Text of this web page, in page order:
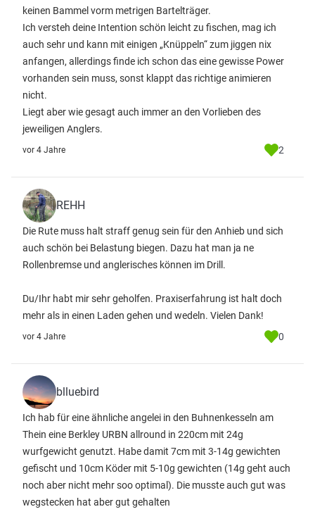
keinen Bammel vorm metrigen Bartelträger.
Ich versteh deine Intention schön leicht zu fischen, mag ich
auch sehr und kann mit einigen „Knüppeln“ zum jiggen nix
anfangen, allerdings finde ich schon das eine gewisse Power
vorhanden sein muss, sonst klappt das richtige animieren
nicht.
Liegt aber wie gesagt auch immer an den Vorlieben des
jeweiligen Anglers.
vor 4 Jahre 2
REHH
Die Rute muss halt straff genug sein für den Anhieb und sich
auch schön bei Belastung biegen. Dazu hat man ja ne
Rollenbremse und anglerisches können im Drill.
Du/Ihr habt mir sehr geholfen. Praxiserfahrung ist halt doch
mehr als in einen Laden gehen und wedeln. Vielen Dank!
vor 4 Jahre 0
blluebird
Ich hab für eine ähnliche angelei in den Buhnenkesseln am
Thein eine Berkley URBN allround in 220cm mit 24g
wurfgewicht genutzt. Habe damit 7cm mit 3-14g gewichten
gefischt und 10cm Köder mit 5-10g gewichten (14g geht auch
noch aber nicht mehr soo optimal). Die musste auch gut was
wegstecken hat aber gut gehalten